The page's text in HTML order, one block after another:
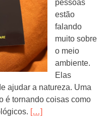
pessoas
estão
falando
muito sobre
o meio
ambiente.
Elas
ajudar a natureza. Uma
é tornando coisas como
[…]